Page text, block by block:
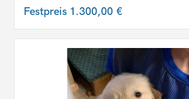
Festpreis 1.300,00 €